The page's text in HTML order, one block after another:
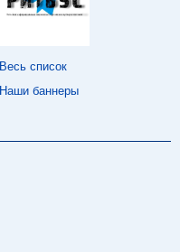
Весь список
Наши баннеры